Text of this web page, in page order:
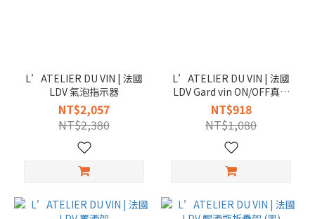
L’ATELIER DU VIN | 法國
LDV 氣泡指示器
NT$2,057
NT$2,380
L’ATELIER DU VIN | 法國
LDV Gard vin ON/OFF真空
保存蓋 (3入)
NT$918
NT$1,080